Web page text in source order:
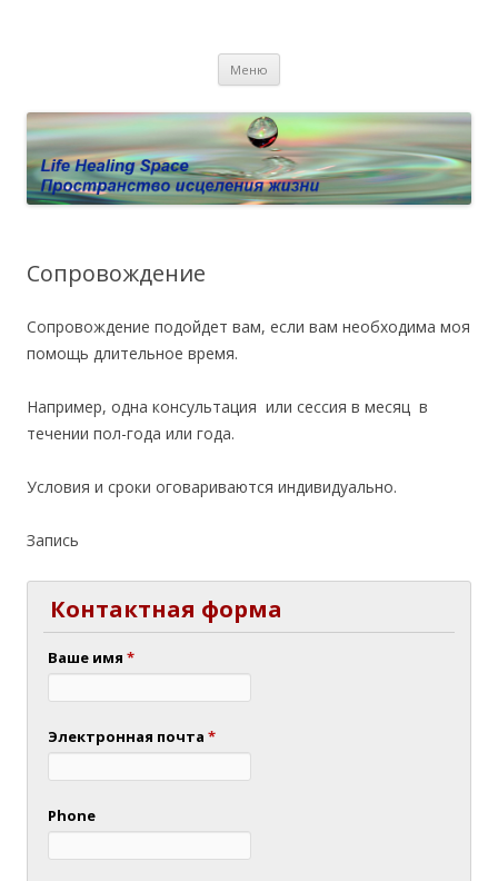
Личный сайт Елены Барымовой
исцелении воспоминанием и ренкарнационике. Услуги.
Меню
Сопровождение
Сопровождение подойдет вам, если вам необходима моя
помощь длительное время.
Например, одна консультация или сессия в месяц в
течении пол-года или года.
Условия и сроки оговариваются индивидуально.
Запись
Контактная форма
Ваше имя *
Электронная почта *
Phone